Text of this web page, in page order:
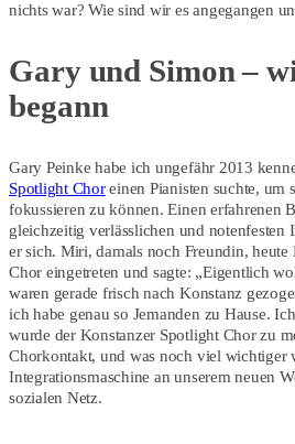
nichts war? Wie sind wir es angegangen
Gary und Simon –
begann
Gary Peinke habe ich ungefähr 2013
Spotlight Choreinen Pianisten suchte, um
fokussieren zu können. Einen erfahrenen
gleichzeitig verlässlichen und notenfesten
er sich. Miri, damals noch Freundin, heute
Chor eingetreten und sagte: „Eigentlich
waren gerade frisch nach Konstanz
ich habe genau so Jemanden zu Hause.
wurde der Konstanzer Spotlight Chor zu
Chorkontakt, und was noch viel wichtiger
Integrationsmaschine an unserem neuen
sozialen Netz.